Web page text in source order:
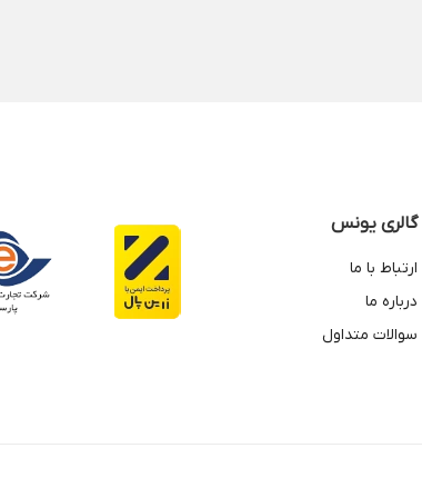
گالری یونس
ارتباط با ما
درباره ما
سوالات متداول